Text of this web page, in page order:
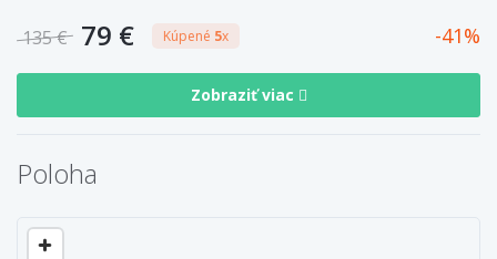
135 € 79 € Kúpené 5x 41
Zobraziť viac
Poloha